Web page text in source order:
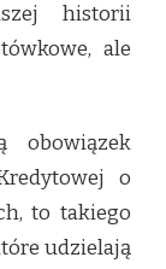
historii
ale
o
to takiego
udzielają